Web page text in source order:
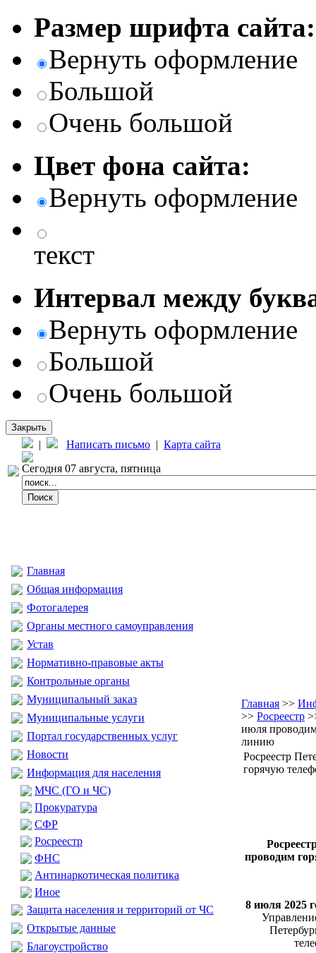
Размер шрифта сайта:
Вернуть оформление
Большой
Очень большой
Цвет фона сайта:
Вернуть оформление
текст
Интервал между
Вернуть оформление
Большой
Очень большой
Закрыть
| Написать письмо | Карта сайта
Сегодня 07 августа, пятница
Главная
Общая информация
Фотогалерея
Органы местного самоуправления
Устав
Нормативно-правовые акты
Контрольные органы
Муниципальный заказ
Муниципальные услуги
Портал государственных услуг
Новости
Информация для населения
МЧС (ГО и ЧС)
Прокуратура
CФР
Росреестр
ФНС
Антинаркотическая политика
Иное
Защита населения и территорий от ЧС
Открытые данные
Благоустройство
Главная >>
>> Росреестр
июля
линию
Росреестр
горячую
проводим
8 июля 2025